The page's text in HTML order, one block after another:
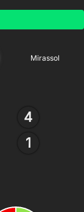
Mirassol
4
1